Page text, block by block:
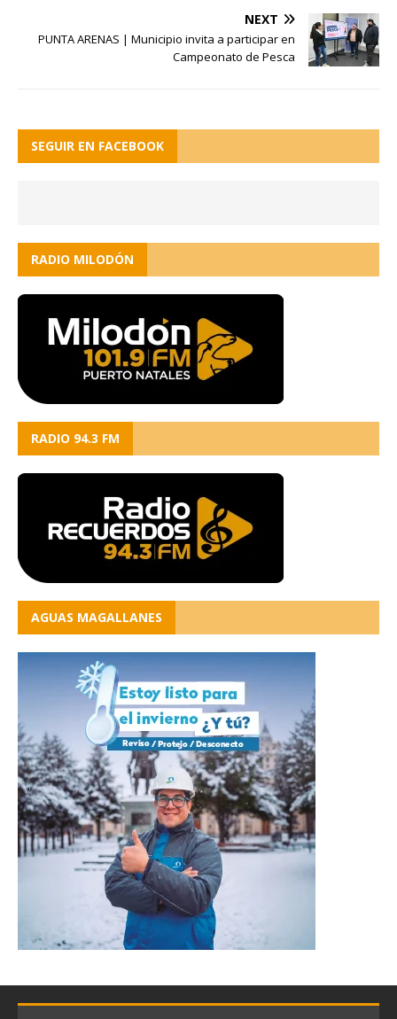
NEXT
PUNTA ARENAS | Municipio invita a participar en
Campeonato de Pesca
SEGUIR EN FACEBOOK
RADIO MILODÓN
RADIO 94.3 FM
AGUAS MAGALLANES